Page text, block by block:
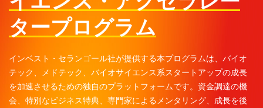
タープログラム
インベスト・セランゴール社が提供する本プログラムは、バイオ
テック、メドテック、バイオサイエンス系スタートアップの成長
を加速させるための独自のプラットフォームです。資金調達の機
会、特別なビジネス特典、専門家によるメンタリング、成長を後